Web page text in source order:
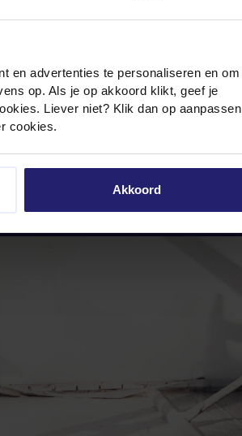
en advertenties te personaliseren en om
op. Als je op akkoord klikt, geef je
Liever niet? Klik dan op aanpassen
cookies.
Akkoord